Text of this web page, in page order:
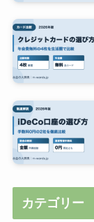
カテゴリー